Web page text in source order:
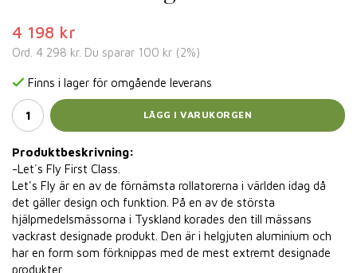
4 198 kr
Ord. 4 298 kr. Du sparar 100 kr (2%)
Finns i lager för omgående leverans
LÄGG I VARUKORGEN
Produktbeskrivning:
-Let´s Fly First Class.
Let's Fly är en av de förnämsta rollatorerna i världen idag då
det gäller design och funktion. På en av de största
hjälpmedelsmässorna i Tyskland korades den till mässans
vackrast designade produkt. Den är i helgjuten aluminium och
har en form som förknippas med de mest extremt designade
produkter.